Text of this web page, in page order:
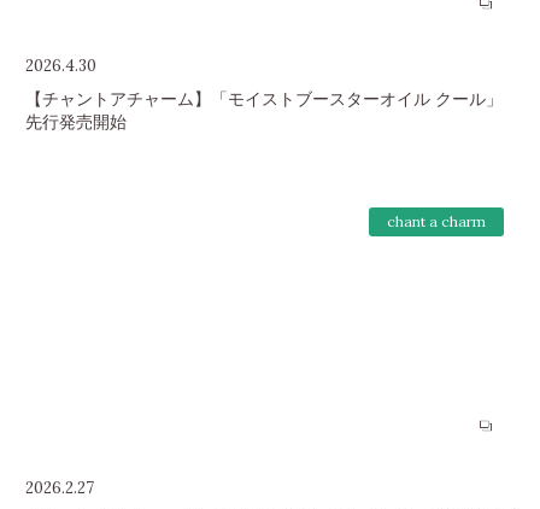
2026.4.30
【チャントアチャーム】「モイストブースターオイル クール」
先行発売開始
chant a charm
2026.2.27